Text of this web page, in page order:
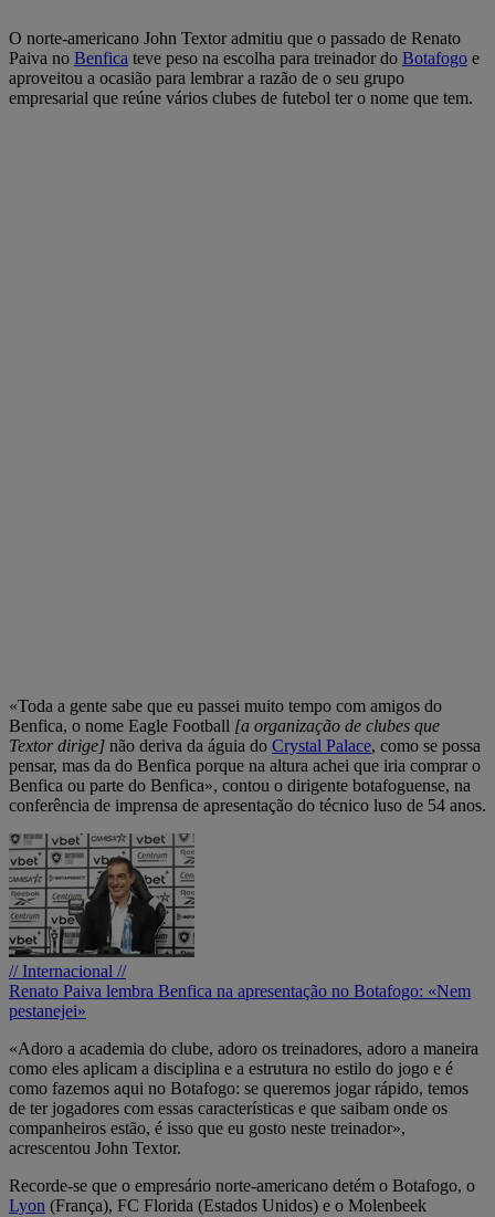
O norte-americano John Textor admitiu que o passado de Renato
Paiva no Benfica teve peso na escolha para treinador do Botafogo e
aproveitou a ocasião para lembrar a razão de o seu grupo
empresarial que reúne vários clubes de futebol ter o nome que tem.
«Toda a gente sabe que eu passei muito tempo com amigos do
Benfica, o nome Eagle Football [a organização de clubes que
Textor dirige] não deriva da águia do Crystal Palace, como se possa
pensar, mas da do Benfica porque na altura achei que iria comprar o
Benfica ou parte do Benfica», contou o dirigente botafoguense, na
conferência de imprensa de apresentação do técnico luso de 54 anos.
// Internacional //
Renato Paiva lembra Benfica na apresentação no Botafogo: «Nem
pestanejei»
«Adoro a academia do clube, adoro os treinadores, adoro a maneira
como eles aplicam a disciplina e a estrutura no estilo do jogo e é
como fazemos aqui no Botafogo: se queremos jogar rápido, temos
de ter jogadores com essas características e que saibam onde os
companheiros estão, é isso que eu gosto neste treinador»,
acrescentou John Textor.
Recorde-se que o empresário norte-americano detém o Botafogo, o
Lyon (França), FC Florida (Estados Unidos) e o Molenbeek